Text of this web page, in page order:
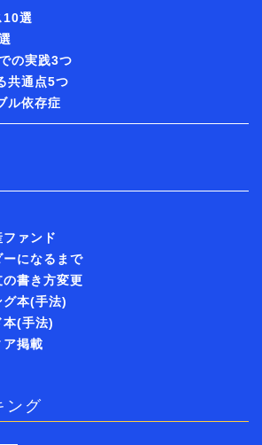
10選
の実践3つ
共通点5つ
ル依存症
ァンド
になるまで
書き方変更
グ本(手法)
本(手法)
ア掲載
ング